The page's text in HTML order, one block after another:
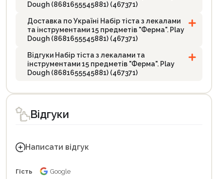
Dough (8681655545881) (467371)
Доставка по Україні Набір тіста з лекалами
та інструментами 15 предметів "Ферма". Play
Dough (8681655545881) (467371)
Відгуки Набір тіста з лекалами та
інструментами 15 предметів "Ферма". Play
Dough (8681655545881) (467371)
Відгуки
Написати відгук
Гість Google